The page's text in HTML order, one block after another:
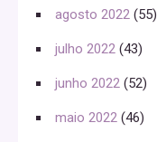
agosto 2022 (55)
julho 2022 (43)
junho 2022 (52)
maio 2022 (46)